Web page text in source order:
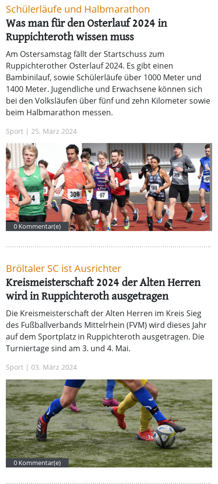
Schülerläufe und Halbmarathon
Was man für den Osterlauf 2024 in
Ruppichteroth wissen muss
Am Ostersamstag fällt der Startschuss zum
Ruppichterother Osterlauf 2024. Es gibt einen
Bambinilauf, sowie Schülerläufe über 1000 Meter und
1400 Meter. Jugendliche und Erwachsene können sich
bei den Volksläufen über fünf und zehn Kilometer sowie
beim Halbmarathon messen.
Sport | 25. März 2024
0 Kommentar(e)
Bröltaler SC ist Ausrichter
Kreismeisterschaft 2024 der Alten Herren
wird in Ruppichteroth ausgetragen
Die Kreismeisterschaft der Alten Herren im Kreis Sieg
des Fußballverbands Mittelrhein (FVM) wird dieses Jahr
auf dem Sportplatz in Ruppichteroth ausgetragen. Die
Turniertage sind am 3. und 4. Mai.
Sport | 03. März 2024
0 Kommentar(e)